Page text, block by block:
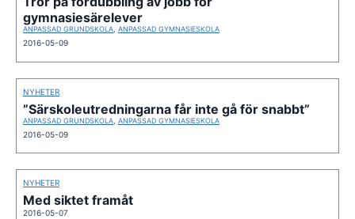
gymnasiesärelever
ANPASSAD GRUNDSKOLA, ANPASSAD GYMNASIESKOLA
2016-05-09
NYHETER
”Särskoleutredningarna får inte gå för snabbt”
ANPASSAD GRUNDSKOLA ANPASSAD GYMNASIESKOLA
2016-05-09
NYHETER
Med siktet framåt
2016-05-07